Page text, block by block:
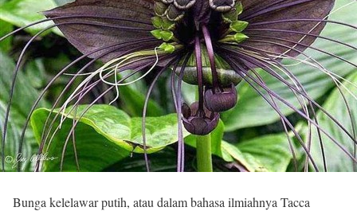
Bunga kelelawar putih, atau dalam bahasa ilmiahnya Tacca